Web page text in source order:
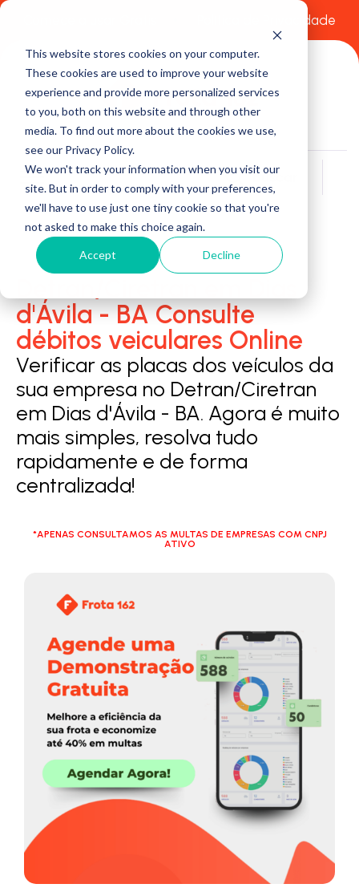
This website stores cookies on your computer.
These cookies are used to improve your website
experience and provide more personalized services
to you, both on this website and through other
media. To find out more about the cookies we use,
see our Privacy Policy.
We won't track your information when you visit our
site. But in order to comply with your preferences,
we'll have to use just one tiny cookie so that you're
not asked to make this choice again.
Accept Decline
Política de Privacidade
Buscar
d'Ávila - BA Consulte
débitos veiculares Online
Verificar as placas dos veículos da
sua empresa no Detran/Ciretran
em Dias d'Ávila - BA. Agora é muito
mais simples, resolva tudo
rapidamente e de forma
centralizada!
*APENAS CONSULTAMOS AS MULTAS DE EMPRESAS COM CNPJ
ATIVO